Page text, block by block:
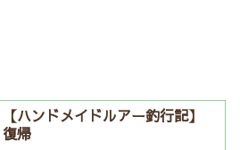
【ハンドメイドルアー釣行記】
復帰